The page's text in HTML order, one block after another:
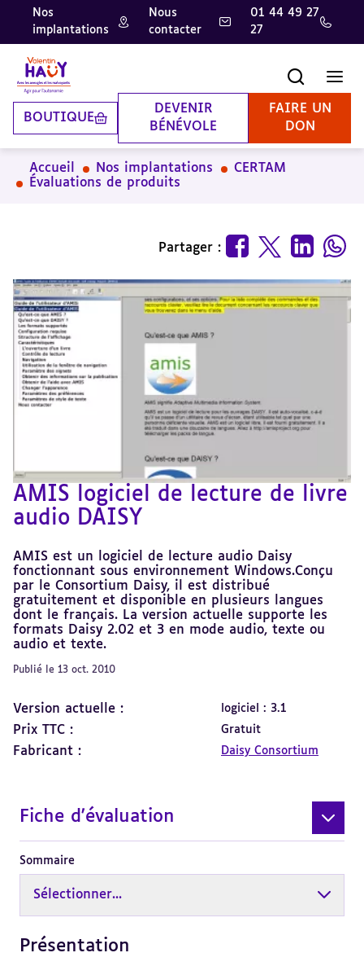
Aller
contenu
principal
Aller
pied
de
page
Aller
la
recherche
Nos
implantations
Nous
contacter
01 44 49 27
27
BOUTIQUE
DEVENIR
BÉNÉVOLE
FAIRE UN
DON
Accueil Nos implantations
CERTAM
Évaluations de produits
Partager :
AMIS logiciel de lecture de livre
audio DAISY
AMIS est un logiciel de lecture audio Daisy
fonctionnant sous environnement Windows.Conçu
par le Consortium Daisy, il est distribué
gratuitement et disponible en plusieurs langues
dont le français. La version actuelle supporte les
formats Daisy 2.02 et 3 en mode audio, texte ou
audio et texte.
Publié le 13 oct. 2010
Version actuelle : logiciel : 3.1
Prix TTC : Gratuit
Fabricant : Daisy Consortium
Fiche d'évaluation
Sommaire
Sélectionner...
Présentation
Revenir